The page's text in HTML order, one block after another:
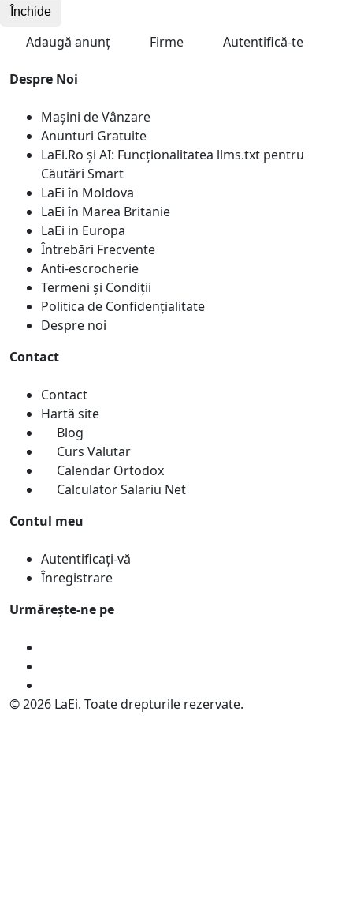
Închide
Adaugă anunț Firme Autentifică-te
Despre Noi
Mașini de Vânzare
Anunturi Gratuite
LaEi.Ro și AI: Funcționalitatea llms.txt pentru
Căutări Smart
LaEi în Moldova
LaEi în Marea Britanie
LaEi in Europa
Întrebări Frecvente
Anti-escrocherie
Termeni și Condiții
Politica de Confidențialitate
Despre noi
Contact
Contact
Hartă site
Blog
Curs Valutar
Calendar Ortodox
Calculator Salariu Net
Contul meu
Autentificați-vă
Înregistrare
Urmărește-ne pe
© 2026 LaEi. Toate drepturile rezervate.